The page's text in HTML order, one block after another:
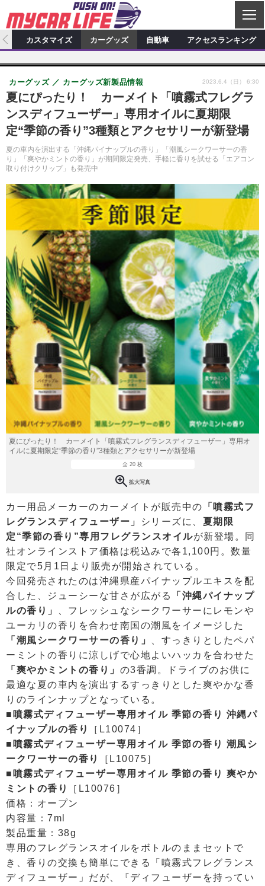
C
L
S
カーオーディオ
特集記事 新製品情報
プロショップ検索 ショップ訪問記
カーオーディオニュース デモカー製作記
その他
カスタマイズ
カスタマイズ特集記事 カスタマイズ新製品情報
カスタマイズニュース
カーグッズ
カーグッズ特集記事 カーグッズ新製品情報
カーグッズニュース
自動車
スクープ
カスタマイズ カーグッズ 自動車 アクセスランキング
夏にぴったり！ カーメイト「噴霧式フレグラ
ンスディフューザー」専用オイルに夏期限
定“季節の香り”3種類とアクセサリーが新登場
夏の車内を演出する「沖縄パイナップルの香り」「潮風シークワーサーの香
り」「爽やかミントの香り」が期間限定発売、手軽に香りを試せる「エアコン
取り付けクリップ」も発売中
カーグッズ カーグッズ新製品情報 2023.6.4（日） 6:30
夏にぴったり！ カーメイト「噴霧式フレグランスディフューザー」専用オ
イルに夏期限定“季節の香り”3種類とアクセサリーが新登場
全 20 枚
拡大写真
カー用品メーカーのカーメイトが販売中の 「噴霧式フ
レグランスディフューザー」
シリーズに、 夏期限
定“季節の香り”専用フレグランスオイルが新登場。同
社オンラインストア価格は税込みで各1,100円。数量
限定で5月1日より販売が開始されている。
今回発売されたのは沖縄県産パイナップルエキスを配
合した、ジューシーな甘さが広がる
「沖縄パイナップ
ルの香り」
、フレッシュなシークワーサーにレモンや
ユーカリの香りを合わせ南国の潮風をイメージした
「潮風シークワーサーの香り」
、すっきりとしたペパ
ーミントの香りに涼しげで心地よいハッカを合わせた
「爽やかミントの香り」 の3香調。ドライブのお供に
最適な夏の車内を演出するすっきりとした爽やかな香
りのラインナップとなっている。
■噴霧式ディフューザー専用オイル 季節の香り 沖縄パ
イナップルの香り
［L10074］
■噴霧式ディフューザー専用オイル 季節の香り 潮風シ
ークワーサーの香り
［L10075］
■噴霧式ディフューザー専用オイル 季節の香り 爽やか
ミントの香り
［L10076］
価格：オープン
内容量：7ml
製品重量：38g
専用のフレグランスオイルをボトルのままセットで
き、香りの交換も簡単にできる「噴霧式フレグランス
ディフューザー」だが、『ディフューザーを持ってい